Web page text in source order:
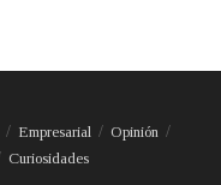
Empresarial
Opinión
Curiosidades